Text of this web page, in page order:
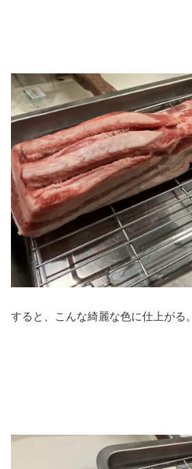
すると、こんな綺麗な色に仕上がる。